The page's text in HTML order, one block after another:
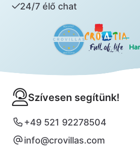
24/7 élő chat
Szívesen segítünk!
+49 521 92278504
info@crovillas.com